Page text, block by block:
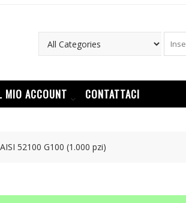
MIO ACCOUNT CONTATTACI
52100 G100 (1.000 pzi)